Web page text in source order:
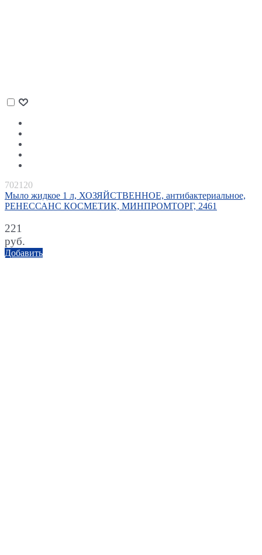
702120
Мыло жидкое 1 л, ХОЗЯЙСТВЕННОЕ, антибактериальное,
РЕНЕССАНС КОСМЕТИК, МИНПРОМТОРГ, 2461
221
руб.
Добавить